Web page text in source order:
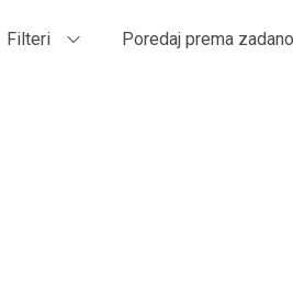
Filteri Poredaj prema